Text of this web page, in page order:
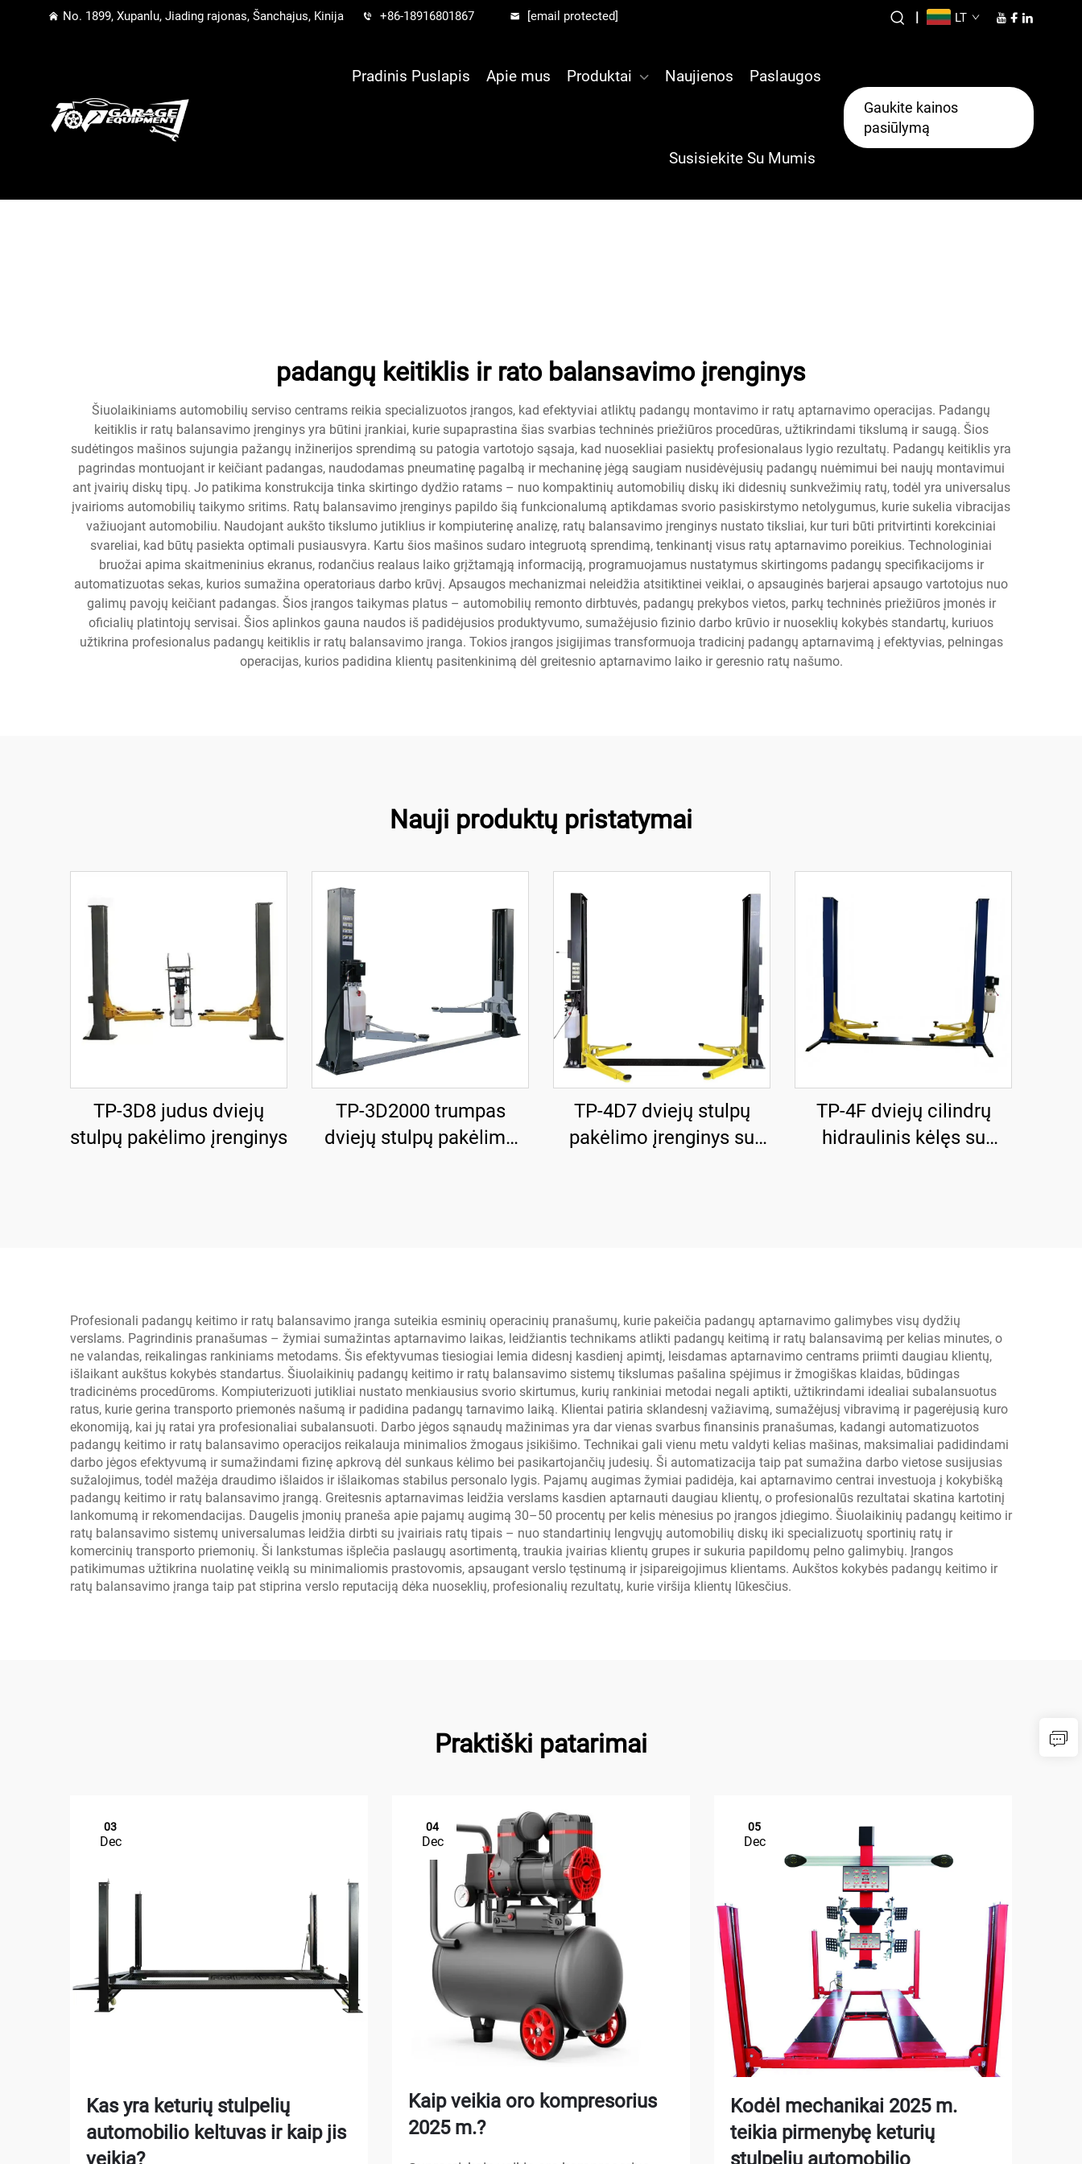
No. 1899, Xupanlu, Jiading rajonas, Šanchajus, Kinija +86-18916801867 [email protected] | LT
Pradinis Puslapis Apie mus Produktai Naujienos Paslaugos
Susisiekite Su Mumis
Gaukite kainos
pasiūlymą
padangų keitiklis ir rato balansavimo įrenginys
Šiuolaikiniams automobilių serviso centrams reikia specializuotos įrangos, kad efektyviai atliktų padangų montavimo ir ratų aptarnavimo operacijas. Padangų
keitiklis ir ratų balansavimo įrenginys yra būtini įrankiai, kurie supaprastina šias svarbias techninės priežiūros procedūras, užtikrindami tikslumą ir saugą. Šios
sudėtingos mašinos sujungia pažangų inžinerijos sprendimą su patogia vartotojo sąsaja, kad nuosekliai pasiektų profesionalaus lygio rezultatų. Padangų keitiklis yra
pagrindas montuojant ir keičiant padangas, naudodamas pneumatinę pagalbą ir mechaninę jėgą saugiam nusidėvėjusių padangų nuėmimui bei naujų montavimui
ant įvairių diskų tipų. Jo patikima konstrukcija tinka skirtingo dydžio ratams – nuo kompaktinių automobilių diskų iki didesnių sunkvežimių ratų, todėl yra universalus
įvairioms automobilių taikymo sritims. Ratų balansavimo įrenginys papildo šią funkcionalumą aptikdamas svorio pasiskirstymo netolygumus, kurie sukelia vibracijas
važiuojant automobiliu. Naudojant aukšto tikslumo jutiklius ir kompiuterinę analizę, ratų balansavimo įrenginys nustato tiksliai, kur turi būti pritvirtinti korekciniai
svareliai, kad būtų pasiekta optimali pusiausvyra. Kartu šios mašinos sudaro integruotą sprendimą, tenkinantį visus ratų aptarnavimo poreikius. Technologiniai
bruožai apima skaitmeninius ekranus, rodančius realaus laiko grįžtamąją informaciją, programuojamus nustatymus skirtingoms padangų specifikacijoms ir
automatizuotas sekas, kurios sumažina operatoriaus darbo krūvį. Apsaugos mechanizmai neleidžia atsitiktinei veiklai, o apsauginės barjerai apsaugo vartotojus nuo
galimų pavojų keičiant padangas. Šios įrangos taikymas platus – automobilių remonto dirbtuvės, padangų prekybos vietos, parkų techninės priežiūros įmonės ir
oficialių platintojų servisai. Šios aplinkos gauna naudos iš padidėjusios produktyvumo, sumažėjusio fizinio darbo krūvio ir nuoseklių kokybės standartų, kuriuos
užtikrina profesionalus padangų keitiklis ir ratų balansavimo įranga. Tokios įrangos įsigijimas transformuoja tradicinį padangų aptarnavimą į efektyvias, pelningas
operacijas, kurios padidina klientų pasitenkinimą dėl greitesnio aptarnavimo laiko ir geresnio ratų našumo.
Nauji produktų pristatymai
TP-3D8 judus dviejų
stulpų pakėlimo įrenginys
TP-3D2000 trumpas
dviejų stulpų pakėlimo
TP-4D7 dviejų stulpų
pakėlimo įrenginys su
TP-4F dviejų cilindrų
hidraulinis kėlęs su
Profesionali padangų keitimo ir ratų balansavimo įranga suteikia esminių operacinių pranašumų, kurie pakeičia padangų aptarnavimo galimybes visų dydžių
verslams. Pagrindinis pranašumas – žymiai sumažintas aptarnavimo laikas, leidžiantis technikams atlikti padangų keitimą ir ratų balansavimą per kelias minutes, o
ne valandas, reikalingas rankiniams metodams. Šis efektyvumas tiesiogiai lemia didesnį kasdienį apimtį, leisdamas aptarnavimo centrams priimti daugiau klientų,
išlaikant aukštus kokybės standartus. Šiuolaikinių padangų keitimo ir ratų balansavimo sistemų tikslumas pašalina spėjimus ir žmogiškas klaidas, būdingas
tradicinėms procedūroms. Kompiuterizuoti jutikliai nustato menkiausius svorio skirtumus, kurių rankiniai metodai negali aptikti, užtikrindami idealiai subalansuotus
ratus, kurie gerina transporto priemonės našumą ir padidina padangų tarnavimo laiką. Klientai patiria sklandesnį važiavimą, sumažėjusį vibravimą ir pagerėjusią kuro
ekonomiją, kai jų ratai yra profesionaliai subalansuoti. Darbo jėgos sąnaudų mažinimas yra dar vienas svarbus finansinis pranašumas, kadangi automatizuotos
padangų keitimo ir ratų balansavimo operacijos reikalauja minimalios žmogaus įsikišimo. Technikai gali vienu metu valdyti kelias mašinas, maksimaliai padidindami
darbo jėgos efektyvumą ir sumažindami fizinę apkrovą dėl sunkaus kėlimo bei pasikartojančių judesių. Ši automatizacija taip pat sumažina darbo vietose susijusias
sužalojimus, todėl mažėja draudimo išlaidos ir išlaikomas stabilus personalo lygis. Pajamų augimas žymiai padidėja, kai aptarnavimo centrai investuoja į kokybišką
padangų keitimo ir ratų balansavimo įrangą. Greitesnis aptarnavimas leidžia verslams kasdien aptarnauti daugiau klientų, o profesionalūs rezultatai skatina kartotinį
lankomumą ir rekomendacijas. Daugelis įmonių praneša apie pajamų augimą 30–50 procentų per kelis mėnesius po įrangos įdiegimo. Šiuolaikinių padangų keitimo ir
ratų balansavimo sistemų universalumas leidžia dirbti su įvairiais ratų tipais – nuo standartinių lengvųjų automobilių diskų iki specializuotų sportinių ratų ir
komercinių transporto priemonių. Ši lankstumas išplečia paslaugų asortimentą, traukia įvairias klientų grupes ir sukuria papildomų pelno galimybių. Įrangos
patikimumas užtikrina nuolatinę veiklą su minimaliomis prastovomis, apsaugant verslo tęstinumą ir įsipareigojimus klientams. Aukštos kokybės padangų keitimo ir
ratų balansavimo įranga taip pat stiprina verslo reputaciją dėka nuoseklių, profesionalių rezultatų, kurie viršija klientų lūkesčius.
Praktiški patarimai
03
Dec
Kas yra keturių stulpelių
automobilio keltuvas ir kaip jis
veikia?
04
Dec
Kaip veikia oro kompresorius
2025 m.?
05
Dec
Kodėl mechanikai 2025 m.
teikia pirmenybę keturių
stulpelių automobilio